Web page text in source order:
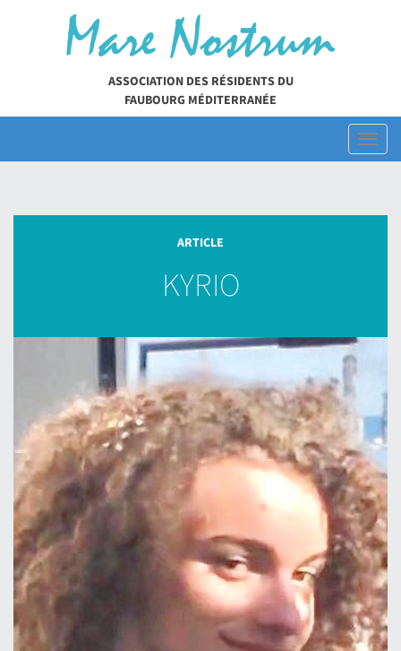
ASSOCIATION DES RÉSIDENTS DU
FAUBOURG MÉDITERRANÉE
KYRIO
ARTICLE